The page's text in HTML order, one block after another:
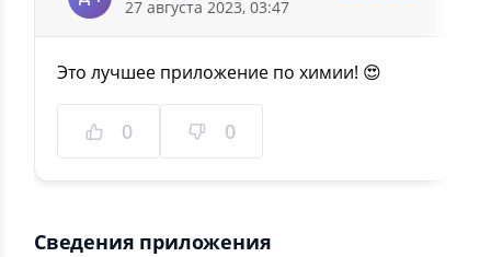
27 августа 2023, 03:47
Это лучшее приложение по химии! 😍
0 0
Сведения приложения